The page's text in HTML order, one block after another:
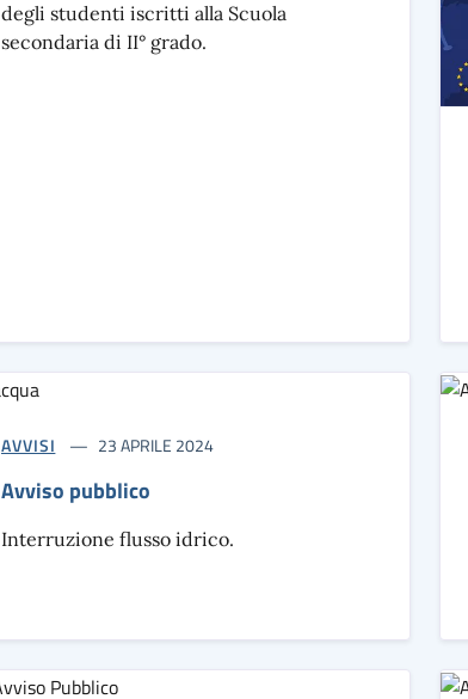
degli studenti iscritti alla Scuola
secondaria di II° grado.
AVVISI 23 APRILE 2024
Avviso pubblico
Interruzione flusso idrico.